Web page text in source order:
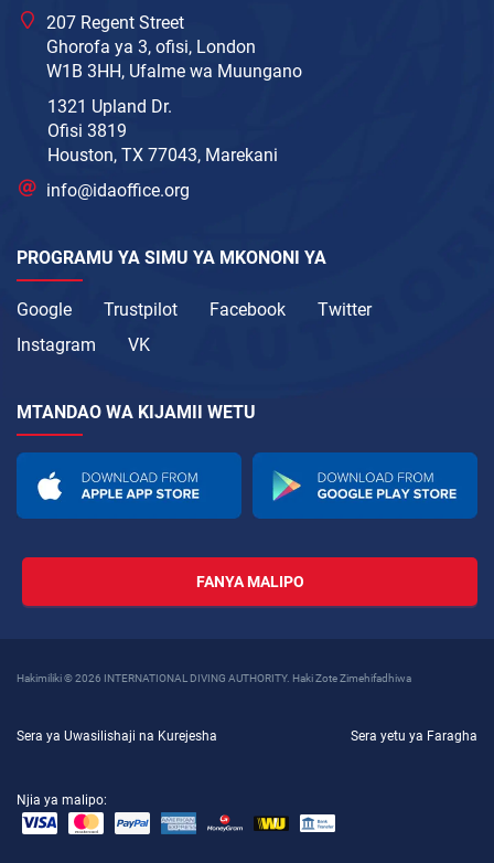
207 Regent Street
Ghorofa ya 3, ofisi, London
W1B 3HH, Ufalme wa Muungano
1321 Upland Dr.
Ofisi 3819
Houston, TX 77043, Marekani
info@idaoffice.org
PROGRAMU YA SIMU YA MKONONI YA
Google Trustpilot Facebook
Twitter
Instagram
VK
MTANDAO WA KIJAMII WETU
FANYA MALIPO
Hakimiliki © 2026 INTERNATIONAL DIVING AUTHORITY. Haki Zote Zimehifadhiwa
Sera ya Uwasilishaji na Kurejesha Sera yetu ya Faragha
Njia ya malipo: